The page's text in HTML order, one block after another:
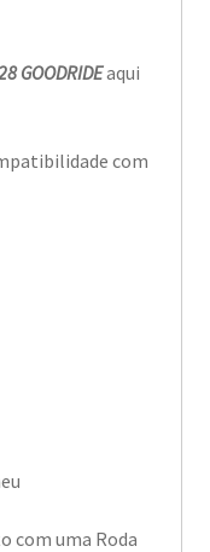
GOODRIDEaqui
com
com uma Roda